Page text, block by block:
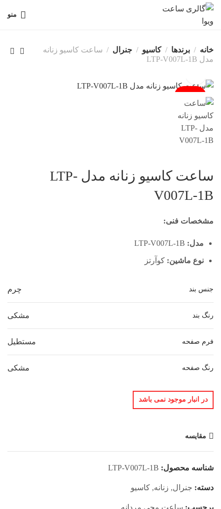
منو
خانه برندها کاسیو جنرال
ساعت کاسیو زنانه
مدل LTP-V007L-1B
ساعت کاسیو زنانه مدل LTP-
V007L-1B
مشخصات فنی:
مدل:
نوع ماشین: کوآرتز
جنس بند چرم
رنگ بند مشکی
فرم صفحه مستطیل
رنگ صفحه مشکی
در انبار موجود نمی باشد
مقایسه
شناسه محصول: LTP-V007L-1B
دسته: جنرال, زنانه, کاسیو
برچسب: ساعت مچی مردانه